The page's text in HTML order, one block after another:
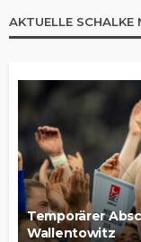
AKTUELLE SCHALKE
Temporärer
Wallentowitz